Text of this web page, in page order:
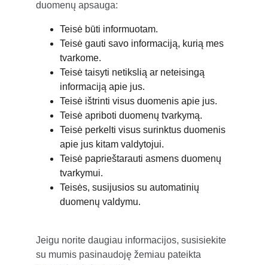
duomenų apsauga:
Teisė būti informuotam.
Teisė gauti savo informaciją, kurią mes
tvarkome.
Teisė taisyti netikslią ar neteisingą
informaciją apie jus.
Teisė ištrinti visus duomenis apie jus.
Teisė apriboti duomenų tvarkymą.
Teisė perkelti visus surinktus duomenis
apie jus kitam valdytojui.
Teisė paprieštarauti asmens duomenų
tvarkymui.
Teisės, susijusios su automatinių
duomenų valdymu.
Jeigu norite daugiau informacijos, susisiekite
su mumis pasinaudoję žemiau pateikta